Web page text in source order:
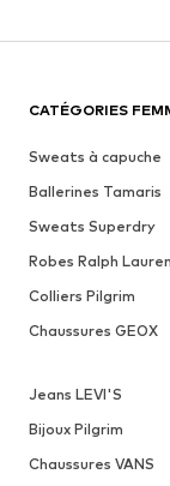
CATÉGORIES
Sweats à capuche
Ballerines Tamaris
Sweats Superdry
Robes Ralph Lauren
Colliers Pilgrim
Chaussures GEOX
Jeans LEVI'S
Bijoux Pilgrim
Chaussures VANS